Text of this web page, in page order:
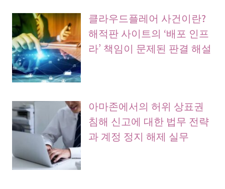
클라우드플레어 사건이란?
해적판 사이트의 ‘배포 인프
라’ 책임이 문제된 판결 해설
아마존에서의 허위 상표권
침해 신고에 대한 법무 전략
과 계정 정지 해제 실무